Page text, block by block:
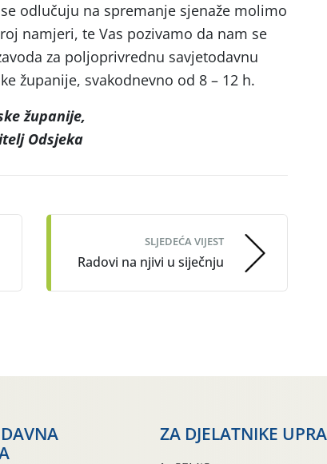
odlučuju na spremanje sjenaže molimo
namjeri, te Vas pozivamo da nam se
za poljoprivrednu savjetodavnu
županije, svakodnevno od 8 – 12 h.
županije,
Odsjeka
SLJEDEĆA VIJEST
Radovi na njivi u siječnju
ZA DJELATNIKE